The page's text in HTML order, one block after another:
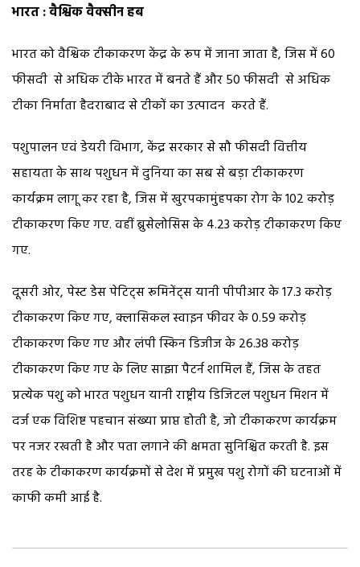
भारत : वैश्विक वैक्सीन हब
भारत को वैश्विक टीकाकरण केंद्र के रूप में जाना जाता है, जिस में 60
फीसदी से अधिक टीके भारत में बनते हैं और 50 फीसदी से अधिक
टीका निर्माता हैदराबाद से टीकों का उत्पादन करते हैं.
पशुपालन एवं डेयरी विभाग, केंद्र सरकार से सौ फीसदी वित्तीय
सहायता के साथ पशुधन में दुनिया का सब से बड़ा टीकाकरण
कार्यक्रम लागू कर रहा है, जिस में खुरपकामुंहपका रोग के 102 करोड़
टीकाकरण किए गए. वहीं ब्रुसेलोसिस के 4.23 करोड़ टीकाकरण किए
गए.
दूसरी ओर, पेस्ट डेस पेटिट्स रूमिनेंट्स यानी पीपीआर के 17.3 करोड़
टीकाकरण किए गए, क्लासिकल स्वाइन फीवर के 0.59 करोड़
टीकाकरण किए गए और लंपी स्किन डिजीज के 26.38 करोड़
टीकाकरण किए गए के लिए साझा पैटर्न शामिल हैं, जिस के तहत
प्रत्येक पशु को भारत पशुधन यानी राष्ट्रीय डिजिटल पशुधन मिशन में
दर्ज एक विशिष्ट पहचान संख्या प्राप्त होती है, जो टीकाकरण कार्यक्रम
पर नजर रखती है और पता लगाने की क्षमता सुनिश्चित करती है. इस
तरह के टीकाकरण कार्यक्रमों से देश में प्रमुख पशु रोगों की घटनाओं में
काफी कमी आई है.